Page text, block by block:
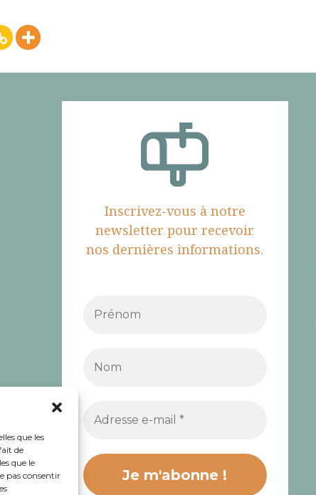
que les
de
que le
pas consentir
Inscrivez-vous à notre
newsletter pour recevoir
nos dernières informations.